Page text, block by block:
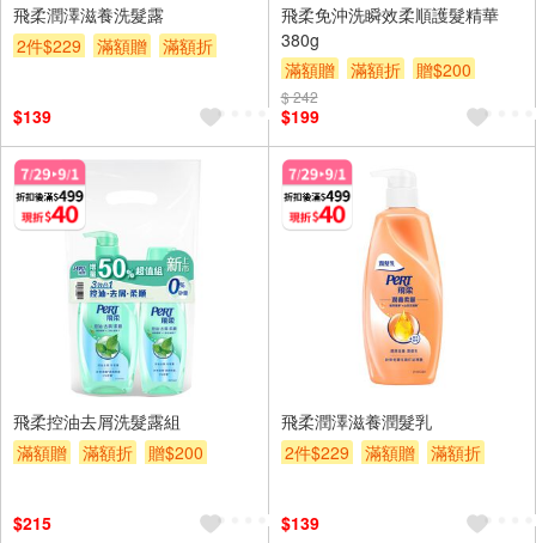
飛柔潤澤滋養洗髮露
2件$229
滿額贈
滿額折
$139
飛柔免沖洗瞬效柔順護髮精華
380g
滿額贈
滿額折 贈$200
$ 242
$199
飛柔控油去屑洗髮露組
滿額贈
滿額折 贈$200
$215
飛柔潤澤滋養潤髮乳
2件$229
滿額贈
滿額折
$139